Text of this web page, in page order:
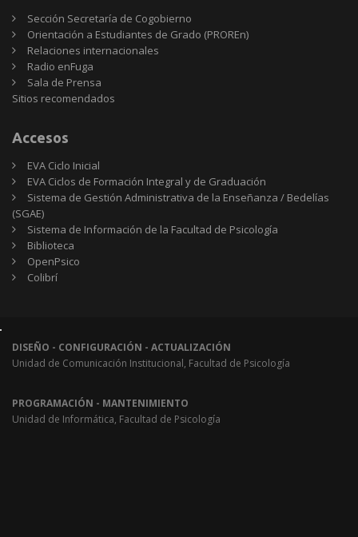
Sección Secretaría de Cogobierno
Orientación a Estudiantes de Grado (PROREn)
Relaciones internacionales
Radio enFuga
Sala de Prensa
Sitios
Sitios recomendados
Accesos
EVA Ciclo Inicial
EVA Ciclos de Formación Integral y de Graduación
Sistema de Gestión Administrativa de la Enseñanza / Bedelías
(SGAE)
Sistema de Información de la Facultad de Psicología
Biblioteca
OpenPsico
Colibrí
DISEÑO - CONFIGURACIÓN - ACTUALIZACIÓN
Unidad de Comunicación Institucional, Facultad de Psicología
PROGRAMACIÓN - MANTENIMIENTO
Unidad de Informática, Facultad de Psicología